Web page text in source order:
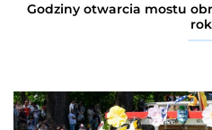
Godziny otwarcia mostu
rok